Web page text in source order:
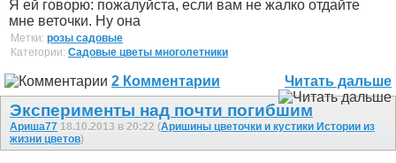
Я ей говорю: пожалуйста, если вам не жалко отдайте
мне веточки. Ну она
Метки: розы садовые
Категории: Садовые цветы многолетники
2 Комментарии Читать дальше
Эксперименты над почти погибшим
Ариша77 18.10.2013 в 20:22 (Аришины цветочки и кустики Истории из
жизни цветов)